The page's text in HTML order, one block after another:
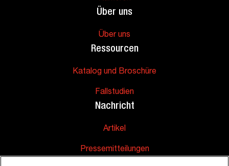
Über uns
Über uns
Ressourcen
Katalog und Broschüre
Fallstudien
Nachricht
Artikel
Pressemitteilungen